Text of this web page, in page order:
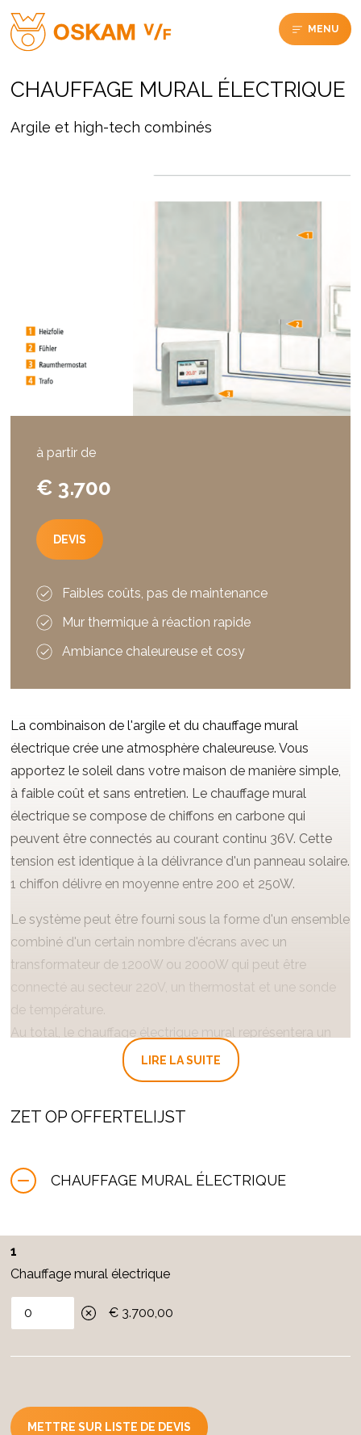
MENU
CHAUFFAGE MURAL ÉLECTRIQUE
Argile et high-tech combinés
à partir de
€ 3.700
DEVIS
Faibles coûts, pas de maintenance
Mur thermique à réaction rapide
Ambiance chaleureuse et cosy
La combinaison de l'argile et du chauffage mural
électrique crée une atmosphère chaleureuse. Vous
apportez le soleil dans votre maison de manière simple,
à faible coût et sans entretien. Le chauffage mural
électrique se compose de chiffons en carbone qui
peuvent être connectés au courant continu 36V. Cette
tension est identique à la délivrance d'un panneau solaire.
1 chiffon délivre en moyenne entre 200 et 250W.
Le système peut être fourni sous la forme d'un ensemble
combiné d'un certain nombre d'écrans avec un
transformateur de 1200W ou 2000W qui peut être
connecté au secteur 220V, un thermostat et une sonde
de température.
Au total, le chauffage électrique mural représentera un
investissement moyen d'environ 3 500 euros. Idéal pour
la rénovation avec une construction de mur, par exemple,
d'argile avec le tissu enduit entre les deux et fini avec de
Le chauffage mural est un mur thermique à réaction
Des points de suspension ou des boîtiers de prises
LIRE LA SUITE
ZET OP OFFERTELIJST
CHAUFFAGE MURAL ÉLECTRIQUE
1
Chauffage mural électrique
€ 3.700,00
METTRE SUR LISTE DE DEVIS